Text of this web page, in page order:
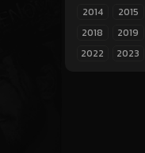
2014
2015
2018
2019
2022
2023